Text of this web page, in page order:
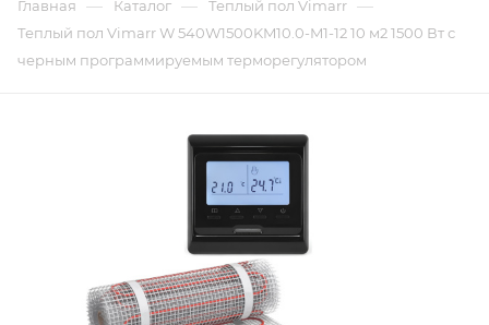
Главная — Каталог — Теплый пол Vimarr —
Теплый пол Vimarr W 540W1500KM10.0-M1-12 10 м2 1500 Вт с
черным программируемым терморегулятором